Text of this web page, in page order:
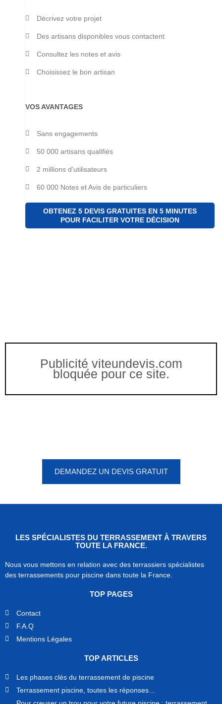
Décrivez votre projet
Des artisans disponibles vous contactent
Consultez les notes et avis
Choisissez le bon artisan
VOS AVANTAGES
Sans engagements
50 000 artisans qualifiés
2 millions d'utilisateurs
60 000 Notes et Avis de particuliers
OBTENEZ 5 DEVIS GRATUITES EN 5 MINUTES
POUR FACILITER VOTRE DÉCISION
Publicité viteundevis.com
bloquée pour ce site.
DEMANDEZ UN DEVIS GRATUIT
LES SPÉCIALISTES DU TERRASSEMENT À TRAVERS
TOUTE LA FRANCE.
Nous vous mettons en relation avec des terrassiers spécialistes
des terrassements pour piscine dans toute la France.
TOP PAGES
Contact
F.A.Q
Mentions Légales
TOP ARTICLES
Les phases clés du terrassement de piscine
Terrassement piscine, toutes les réponses…